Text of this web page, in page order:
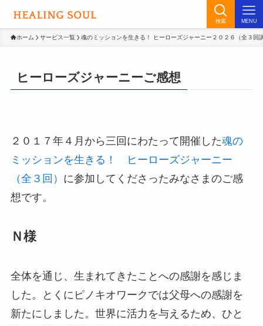
検索 MENU
ホーム サービス一覧 魂のミッションを生きる！ ヒーローズジャーニー２０２６（全３回
ヒーローズジャーニーご感想
２０１７年４月から三回にわたって開催した魂の
ミッションを生きる！ ヒーローズジャーニー
（全３回） に参加してくださったみなさまのご感
想です。
Ｎ様
全体を通じ、生まれてきたことへの感謝を感じま
した。とくにピノキオワークでは父母への感謝を
新たにしました。世界に活力を与えるため、ひと